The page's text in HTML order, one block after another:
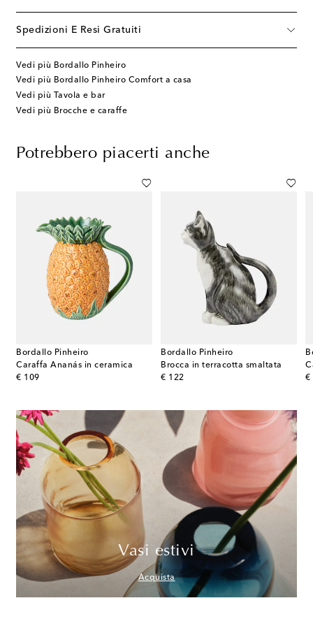
Spedizioni E Resi Gratuiti
Vedi più Bordallo Pinheiro
Vedi più Bordallo Pinheiro Comfort a casa
Vedi più Tavola e bar
Vedi più Brocche e caraffe
Potrebbero piacerti anche
Bordallo Pinheiro
Caraffa Ananás in ceramica
€ 109
original price
Bordallo Pinheiro
Brocca in terracotta smaltata
€ 122
original price
€
Vasi estivi
Acquista